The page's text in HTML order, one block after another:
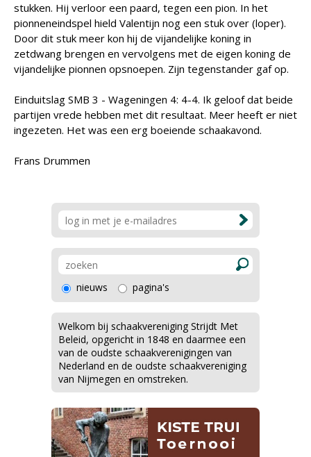
stukken. Hij verloor een paard, tegen een pion. In het
pionneneindspel hield Valentijn nog een stuk over (loper).
Door dit stuk meer kon hij de vijandelijke koning in
zetdwang brengen en vervolgens met de eigen koning de
vijandelijke pionnen opsnoepen. Zijn tegenstander gaf op.
Einduitslag SMB 3 - Wageningen 4: 4-4. Ik geloof dat beide
partijen vrede hebben met dit resultaat. Meer heeft er niet
ingezeten. Het was een erg boeiende schaakavond.
Frans Drummen
nieuws pagina's
Welkom bij schaakvereniging Strijdt Met
Beleid, opgericht in 1848 en daarmee een
van de oudste schaakverenigingen van
Nederland en de oudste schaakvereniging
van Nijmegen en omstreken.